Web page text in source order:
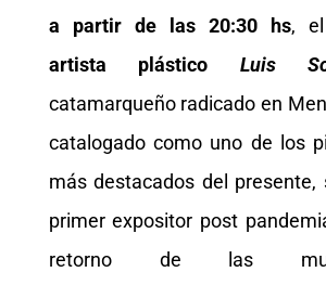
a partir de las 20:30 hs,
artista plástico Luis
catamarqueño radicado en
catalogado como uno de los
más destacados del presente,
primer expositor post
retorno de las